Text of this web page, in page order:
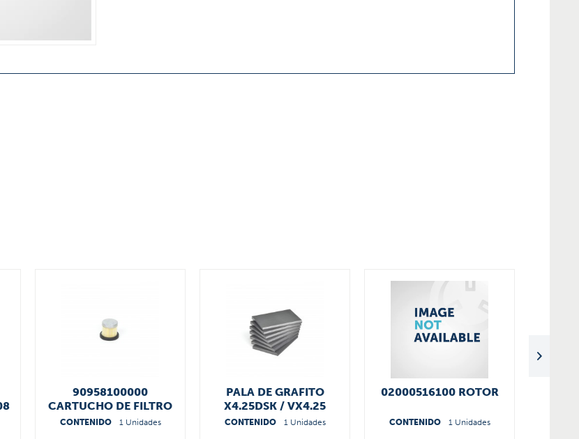
90958100000
CARTUCHO DE FILTRO
CONTENIDO 1 Unidades
PALA DE GRAFITO
X4.25DSK / VX4.25
90141000007
CONTENIDO 1 Unidades
02000516100 ROTOR
CONTENIDO 1 Unidades